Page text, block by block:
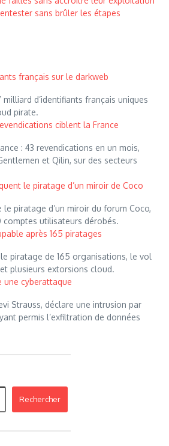
sans brûler les étapes
français sur le darkweb
milliard d’identifiants français uniques
pirate.
ciblent la France
: 43 revendications en un mois,
et Qilin, sur des secteurs
le piratage d’un miroir de Coco
le piratage d’un miroir du forum Coco,
comptes utilisateurs dérobés.
après 165 piratages
piratage de 165 organisations, le vol
plusieurs extorsions cloud.
une cyberattaque
Strauss, déclare une intrusion par
permis l’exfiltration de données
Rechercher